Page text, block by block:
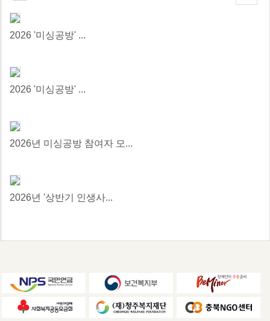
2026 '미싱공방' ...
2026 '미싱공방' ...
2026년 미싱공방 참여자 모...
2026년 '상반기 인생사...